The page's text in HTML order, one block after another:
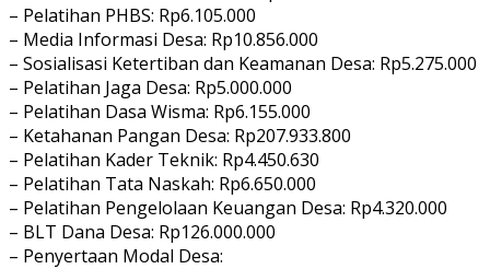
– Pelatihan PHBS: Rp6.105.000
– Media Informasi Desa: Rp10.856.000
– Sosialisasi Ketertiban dan Keamanan Desa: Rp5.275.000
– Pelatihan Jaga Desa: Rp5.000.000
– Pelatihan Dasa Wisma: Rp6.155.000
– Ketahanan Pangan Desa: Rp207.933.800
– Pelatihan Kader Teknik: Rp4.450.630
– Pelatihan Tata Naskah: Rp6.650.000
– Pelatihan Pengelolaan Keuangan Desa: Rp4.320.000
– BLT Dana Desa: Rp126.000.000
– Penyertaan Modal Desa: